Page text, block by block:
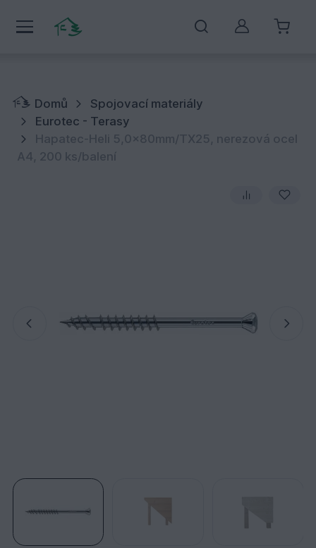
Můj účet
Domů
Spojovací materiály
Eurotec - Terasy
Hapatec-Heli 5,0x80mm/TX25, nerezová ocel
A4, 200 ks/balení